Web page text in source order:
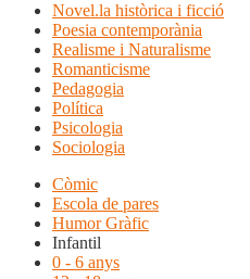
Novel.la històrica i ficció
Poesia contemporània
Realisme i Naturalisme
Romanticisme
Pedagogia
Política
Psicologia
Sociologia
Còmic
Escola de pares
Humor Gràfic
Infantil
0 - 6 anys